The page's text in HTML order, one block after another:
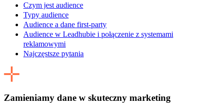
Czym jest audience
Typy audience
Audience a dane first-party
Audience w Leadhubie i połączenie z systemami
reklamowymi
Najczęstsze pytania
Zamieniamy dane w skuteczny marketing